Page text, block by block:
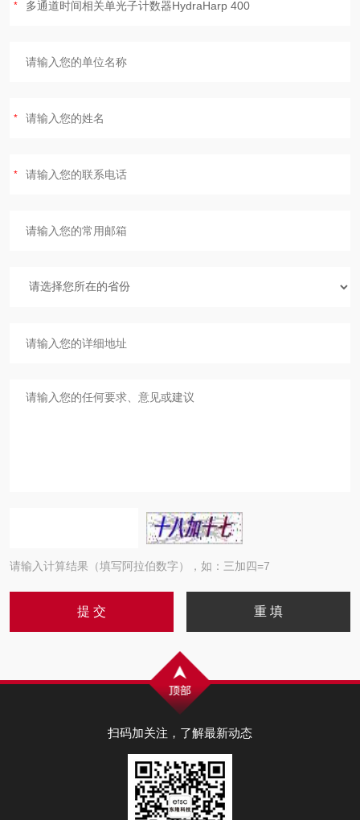
请输入计算结果（填写阿拉伯数字），如：三加四=7
扫码加关注，了解最新动态